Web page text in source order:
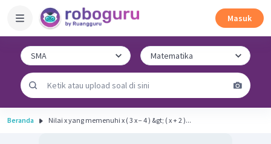
Masuk
Beranda Nilai x yang memenuhi x ( 3 x − 4 ) &gt; ( x + 2 )...